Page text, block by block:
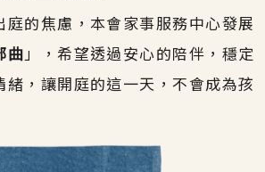
庭的焦慮，本會家事服務中心發展
曲 」，希望透過安心的陪伴，穩定
緒，讓開庭的這一天，不會成為孩